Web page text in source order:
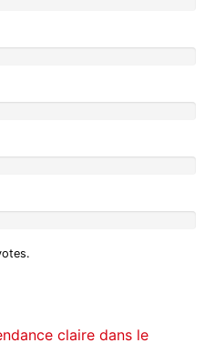
claire dans le